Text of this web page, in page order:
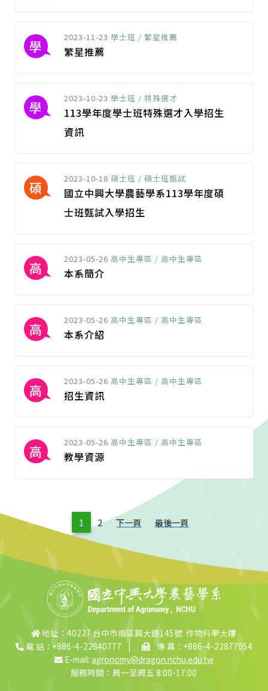
學 2023-11-23 學士班 / 繁星推薦
繁星推薦
學 2023-10-23 學士班 / 特殊選才
113學年度學士班特殊選才入學招生
資訊
碩 2023-10-18 碩士班 / 碩士班甄試
國立中興大學農藝學系113學年度碩
士班甄試入學招生
高 2023-05-26 高中生專區 / 高中生專區
本系簡介
高 2023-05-26 高中生專區 / 高中生專區
本系介紹
高 2023-05-26 高中生專區 / 高中生專區
招生資訊
高 2023-05-26 高中生專區 / 高中生專區
教學資源
1 2 下一頁 最後一頁
地址：40227 台中市南區興大路145號 作物科學大樓
電 話：+886-4-22840777 |
傳 真：+886-4-22877054
E-mail: agronomy@dragon.nchu.edu.tw
服務時間：周一至周五 8:00-17:00